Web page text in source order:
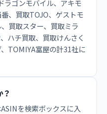
ラゴンモバイル、アキモ
、買取TOJO、ゲストモ
買取スター、買取ミラ
ハチ買取、買取けんさく
TOMIYA富屋の計31社に
を検索ボックスに入